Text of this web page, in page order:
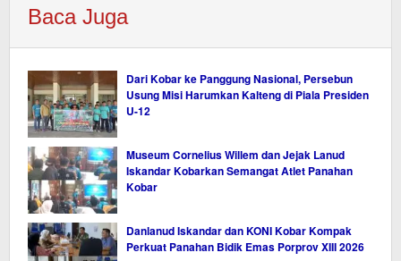
Baca Juga
Dari Kobar ke Panggung Nasional, Persebun
Usung Misi Harumkan Kalteng di Piala Presiden
U-12
Museum Cornelius Willem dan Jejak Lanud
Iskandar Kobarkan Semangat Atlet Panahan
Kobar
Danlanud Iskandar dan KONI Kobar Kompak
Perkuat Panahan Bidik Emas Porprov XIII 2026